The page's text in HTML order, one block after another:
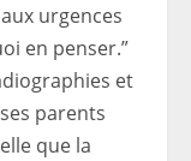
urgences
en penser.”